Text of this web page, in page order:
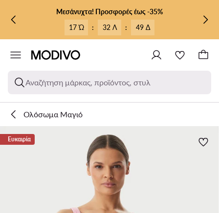
ΜΕΤΆΒΑΣΗ ΣΤΟ ΚΎΡΙΟ ΠΕΡΙΕΧΌΜΕΝΟ
ΜΕΤΆΒΑΣΗ ΣΤΗΝ ΑΝΑΖΉΤΗΣΗ
Μεσάνυχτα! Προσφορές έως -35%
17 Ώ
: 32 Λ : 49 Δ
Αναζήτηση μάρκας, προϊόντος, στυλ
Ολόσωμα Μαγιό
Ευκαιρία